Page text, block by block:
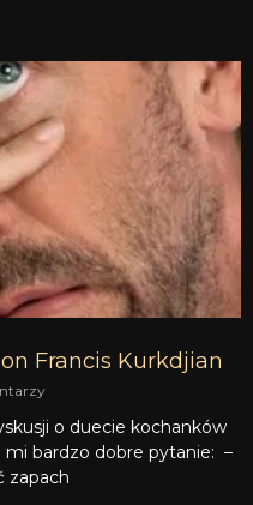
Francis Kurkdjian
o duecie kochanków
mi bardzo dobre pytanie: –
zapach